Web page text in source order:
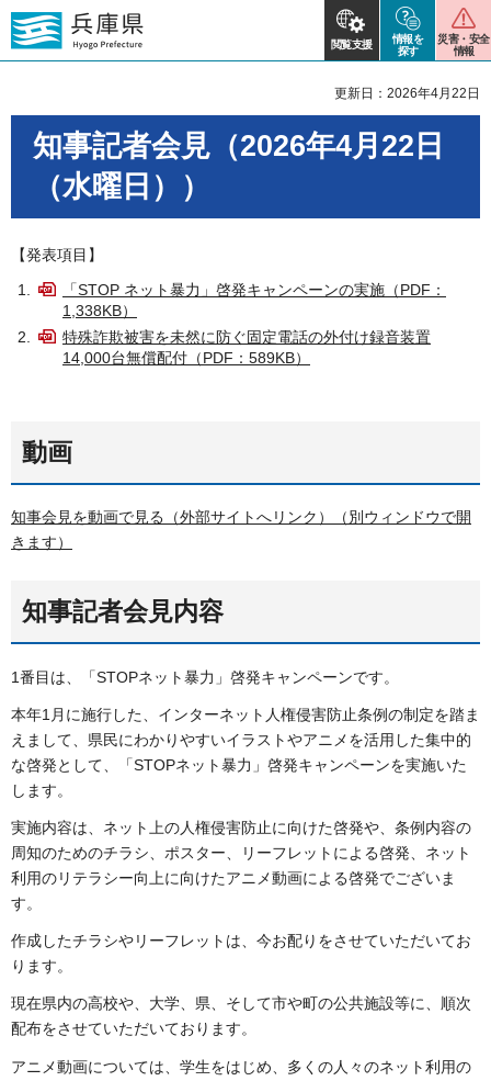
閲覧支援
情報を
探す
災害・安全
情報
更新日：2026年4月22日
知事記者会見（2026年4月22日
（水曜日））
【発表項目】
「STOP ネット暴力」啓発キャンペーンの実施（PDF：
1,338KB）
特殊詐欺被害を未然に防ぐ固定電話の外付け録音装置
14,000台無償配付（PDF：589KB）
動画
知事会見を動画で見る（外部サイトへリンク）（別ウィンドウで開
きます）
知事記者会見内容
1番目は、「STOPネット暴力」啓発キャンペーンです。
本年1月に施行した、インターネット人権侵害防止条例の制定を踏ま
えまして、県民にわかりやすいイラストやアニメを活用した集中的
な啓発として、「STOPネット暴力」啓発キャンペーンを実施いた
します。
実施内容は、ネット上の人権侵害防止に向けた啓発や、条例内容の
周知のためのチラシ、ポスター、リーフレットによる啓発、ネット
利用のリテラシー向上に向けたアニメ動画による啓発でございま
す。
作成したチラシやリーフレットは、今お配りをさせていただいてお
ります。
現在県内の高校や、大学、県、そして市や町の公共施設等に、順次
配布をさせていただいております。
アニメ動画については、学生をはじめ、多くの人々のネット利用の